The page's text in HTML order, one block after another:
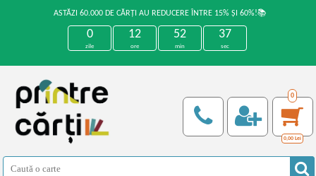
ASTĂZI 60.000 DE CĂRȚI AU REDUCERE ÎNTRE 15% ȘI 60%!📚
0
zile
12
ore
52
min
36
sec
0
0,00 Lei